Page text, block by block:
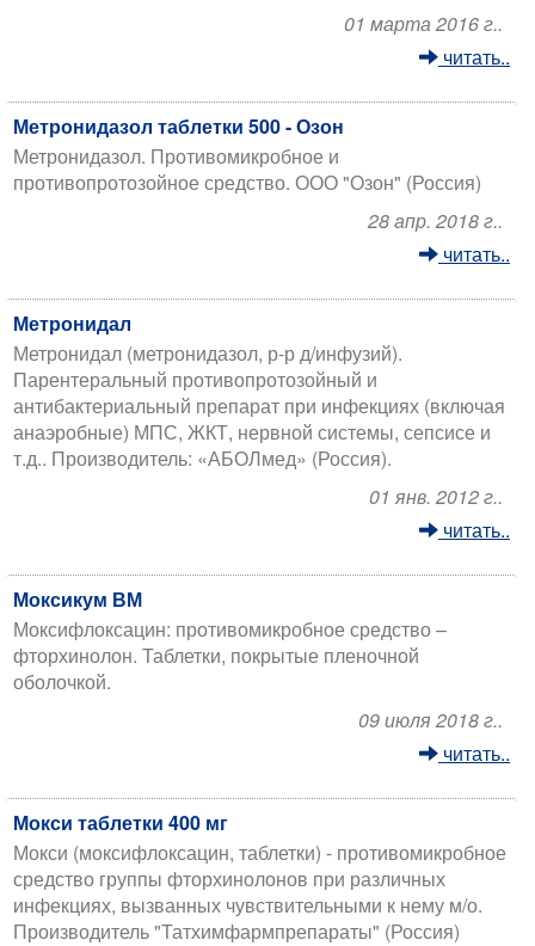
01 марта 2016 г..
читать..
Метронидазол таблетки 500 - Озон
Метронидазол. Противомикробное и
противопротозойное средство. ООО "Озон" (Россия)
28 апр. 2018 г..
читать..
Метронидал
Метронидал (метронидазол, р-р д/инфузий).
Парентеральный противопротозойный и
антибактериальный препарат при инфекциях (включая
анаэробные) МПС, ЖКТ, нервной системы, сепсисе и
т.д.. Производитель: «АБОЛмед» (Россия).
01 янв. 2012 г..
читать..
Моксикум ВМ
Моксифлоксацин: противомикробное средство –
фторхинолон. Таблетки, покрытые пленочной
оболочкой.
09 июля 2018 г..
читать..
Мокси таблетки 400 мг
Мокси (моксифлоксацин, таблетки) - противомикробное
средство группы фторхинолонов при различных
инфекциях, вызванных чувствительными к нему м/о.
Производитель "Татхимфармпрепараты" (Россия)